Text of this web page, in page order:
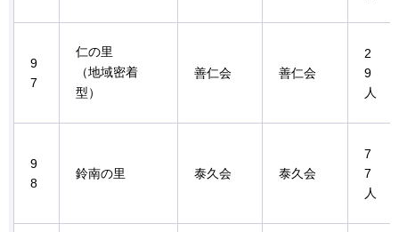
9
7
仁の里
（地域密着
型）
善仁会 善仁会
2
9
人
9
8
鈴南の里 泰久会 泰久会
7
7
人